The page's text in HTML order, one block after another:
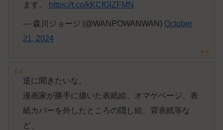
ます。
https://t.co/kKCfGlZFMN
— 森川ジョージ (@WANPOWANWAN) October
21, 2024
逆に聞きたいな。
漫画家が勝手に描いた表紙絵、オマケページ、表
紙カバーを外したところの隠し絵、背表紙等な
ど、